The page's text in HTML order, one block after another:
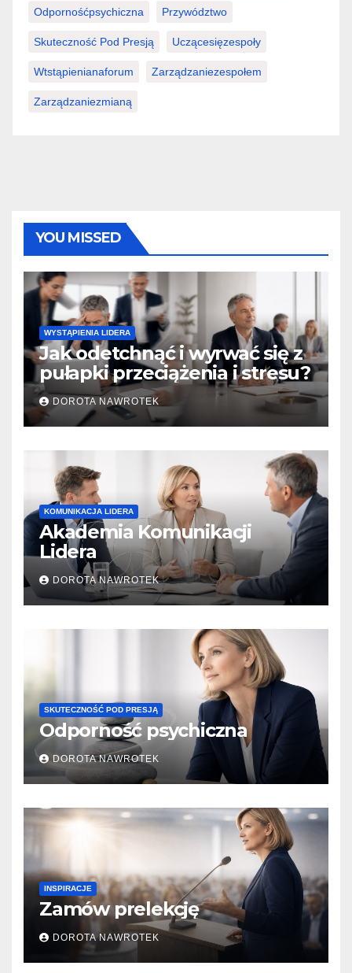
Odpornośćpsychiczna Przywództwo
Skuteczność Pod Presją Uczącesięzespoły
Wtstąpienianaforum Zarządzaniezespołem
Zarządzaniezmianą
YOU MISSED
WYSTĄPIENIA LIDERA
Jak odetchnąć i wyrwać się z
pułapki przeciążenia i stresu?
DOROTA NAWROTEK
KOMUNIKACJA LIDERA
Akademia Komunikacji
Lidera
DOROTA NAWROTEK
SKUTECZNOŚĆ POD PRESJĄ
Odporność psychiczna
DOROTA NAWROTEK
INSPIRACJE
Zamów prelekcję
DOROTA NAWROTEK